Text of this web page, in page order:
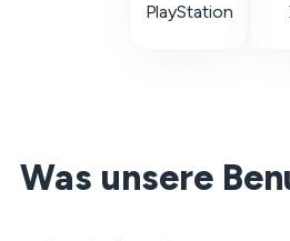
PlayStation
Was unsere